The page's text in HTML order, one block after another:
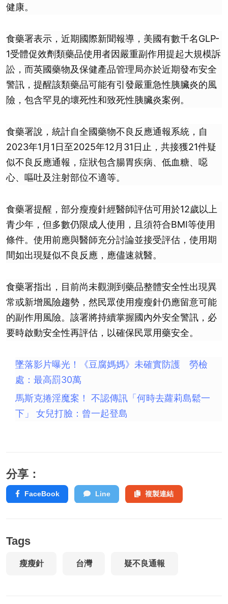
健康。
食藥署表示，近期國際新聞報導，美國有數千名GLP-
1受體促效劑類藥品使用者因嚴重副作用提起大規模訴
訟，而英國藥物及保健產品管理局亦於近期發布安全
警訊，提醒該類藥品可能有引發嚴重急性胰臟炎的風
險，包含罕見的壞死性和致死性胰臟炎案例。
食藥署說，統計自全國藥物不良反應通報系統，自
2023年1月1日至2025年12月31日止，共接獲21件疑
似不良反應通報，症狀包含腸胃疾病、低血糖、噁
心、嘔吐及注射部位不適等。
食藥署提醒，部分瘦瘦針經醫師評估可用於12歲以上
青少年，但多數仍限成人使用，且須符合BMI等使用
條件。使用前應與醫師充分討論並接受評估，使用期
間如出現疑似不良反應，應儘速就醫。
食藥署指出，目前尚未觀測到藥品整體安全性出現異
常或新增風險趨勢，然民眾使用瘦瘦針仍應留意可能
的副作用風險。該署將持續掌握國內外安全警訊，必
要時啟動安全性再評估，以確保民眾用藥安全。
墜落影片曝光！《豆腐媽媽》未確實防護 勞檢
處：最高罰30萬
馬斯克捲淫魔案！ 不認傳訊「何時去蘿莉島鬆一
下」 女兒打臉：曾一起登島
分享：
FaceBook Line 複製連結
Tags
瘦瘦針 台灣 疑不良通報